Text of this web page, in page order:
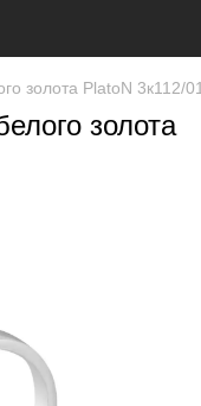
золота PlatoN 3к112/
золота